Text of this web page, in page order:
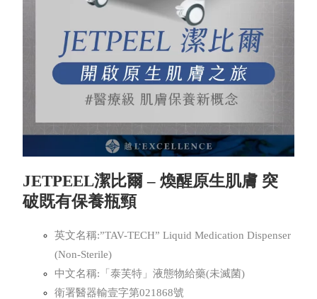
JETPEEL潔比爾 –煥醒原生肌膚 突
破既有保養瓶頸
英文名稱:”TAV-TECH” Liquid Medication Dispenser
(Non-Sterile)
中文名稱:「泰芙特」液態物給藥(未滅菌)
衛署醫器輸壹字第021868號